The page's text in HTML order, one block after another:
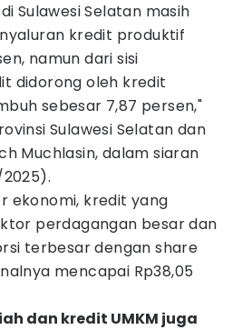
Sulawesi Selatan masih
kredit produktif
namun dari sisi
didorong oleh kredit
sebesar 7,87 persen,"
Sulawesi Selatan dan
Muchlasin, dalam siaran
ekonomi, kredit yang
perdagangan besar dan
terbesar dengan share
mencapai Rp38,05
dan kredit UMKM juga